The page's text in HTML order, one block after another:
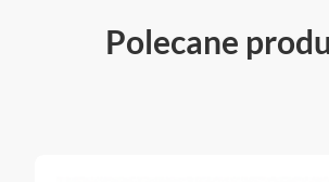
Polecane